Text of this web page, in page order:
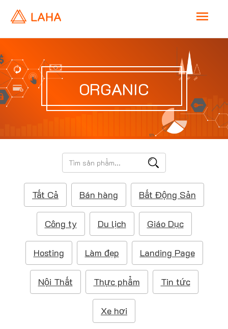
M
a
i
n
n
u
ORGANIC
T
ì
m
i
ế
m
Tất Cả Bán hàng Bất Động Sản
Công ty Du lịch Giáo Dục
Hosting Làm đẹp Landing Page
Nội Thất Thực phẩm Tin tức
Xe hơi